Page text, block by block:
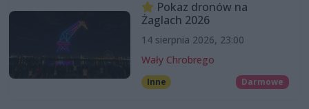
Pokaz dronów na
Żaglach 2026
14 sierpnia 2026, 23:00
Wały Chrobrego
Inne Darmowe